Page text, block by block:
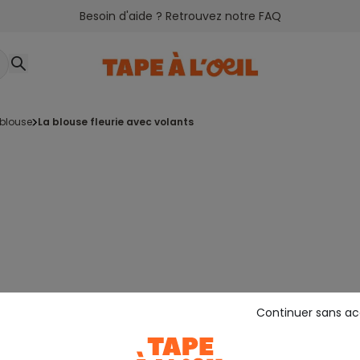
Besoin d'aide ? Retrouvez notre FAQ
la blouse fleurie avec volants
Continuer sans